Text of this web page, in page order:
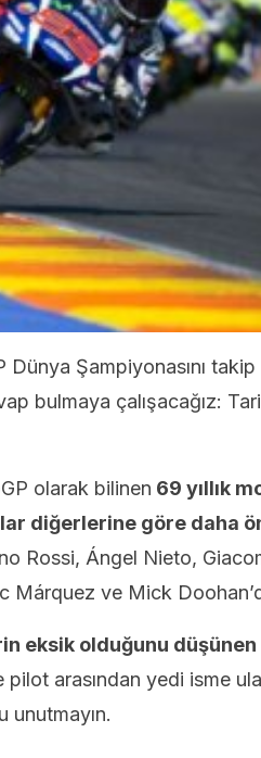
Dünya Şampiyonasını
bulmaya çalışacağız:
olarak bilinen 69 yıllık
diğerlerine göre daha
Rossi, Ángel Nieto,
Márquez ve Mick
eksik olduğunu düşünen
pilot arasından yedi isme
unutmayın.